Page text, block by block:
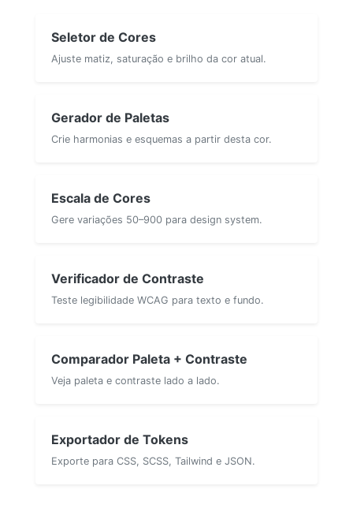
Seletor de Cores
Ajuste matiz, saturação e brilho da cor atual.
Gerador de Paletas
Crie harmonias e esquemas a partir desta cor.
Escala de Cores
Gere variações 50–900 para design system.
Verificador de Contraste
Teste legibilidade WCAG para texto e fundo.
Comparador Paleta + Contraste
Veja paleta e contraste lado a lado.
Exportador de Tokens
Exporte para CSS, SCSS, Tailwind e JSON.